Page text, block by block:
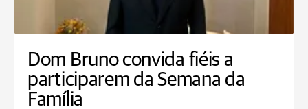
Dom Bruno convida fiéis a
participarem da Semana da
Família